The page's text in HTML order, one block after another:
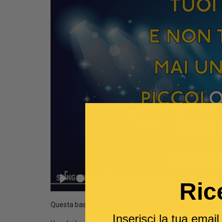
Play
Questa base musicale è una cover del brano
Inserisci la tua